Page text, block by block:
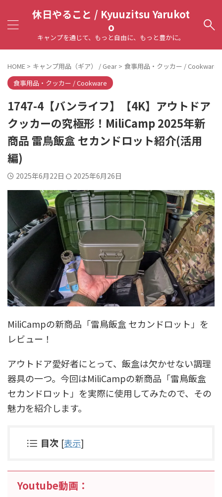
休日やること / Kyuuzitsu Yarukot
o
キャンプを通じて、もっと自由に、もっと豊かに。
HOME > キャンプ用品（ギア） / Gear > 食事用品・クッカー / Cookware
食事用品・クッカー / Cookware
1747-4【バンライフ】【4K】アウトドア
クッカーの究極形！MiliCamp 2025年新
商品 雷鳥飯盒 セカンドロット紹介(活用
編)
2025年6月22日 2025年6月26日
MiliCampの新商品「雷鳥飯盒 セカンドロット」を
レビュー！
アウトドア愛好者にとって、飯盒は欠かせない調理
器具の一つ。今回はMiliCampの新商品「雷鳥飯盒
セカンドロット」を実際に使用してみたので、その
魅力を紹介します。
目次 [表示]
Youtube動画：